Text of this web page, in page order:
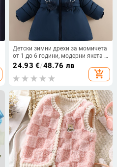
Детски зимни дрехи за момичета
от 1 до 6 години, модерни якета с
памучна подплата и удебелен
подплат, директни продажби от
фабриката, ексклузивно за износ,
подплата.
24.93 €/48.76 лв
add_shopping_cart